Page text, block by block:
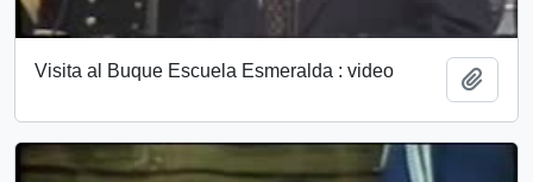
Visita al Buque Escuela Esmeralda : video